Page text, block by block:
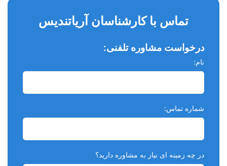
باتوجه به سهولت بیشتر در جایگذاری رینگ، ماتریکس و وج‌ها در این
سیستم، فورسپس‌هانیز سه ویژگی جدید دارند: سبک‌تر هستند، دارای
انحنای بیشتر در بخش جلویی فورسپس جهت سهولت در گرفتن
رینگ، جای‌گذاری و آزادکردن آن هستندو همچنین بجای یک انحنا جهت
گرفتن رینگ، دارای دو انحنا بوده تا کاملاً ریسک رهاشدن و خروج
تماس با کارشناسان آریاتندیس
درخواست مشاوره تلفنی:
نام:
شماره تماس:
در چه زمینه ای نیاز به مشاوره دارید؟